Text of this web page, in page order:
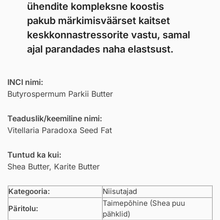
ühendite kompleksne koostis
pakub märkimisväärset kaitset
keskkonnastressorite vastu, samal
ajal parandades naha elastsust.
INCI nimi:
Butyrospermum Parkii Butter
Teaduslik/keemiline nimi:
Vitellaria Paradoxa Seed Fat
Tuntud ka kui:
Shea Butter, Karite Butter
Kategooria:
Niisutajad
Päritolu:
Taimepõhine (Shea puu
pähklid)